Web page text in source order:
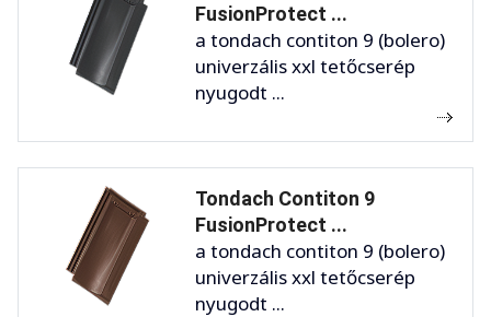
FusionProtect ...
a tondach contiton 9 (bolero)
univerzális xxl tetőcserép
nyugodt ...
Tondach Contiton 9
FusionProtect ...
a tondach contiton 9 (bolero)
univerzális xxl tetőcserép
nyugodt ...